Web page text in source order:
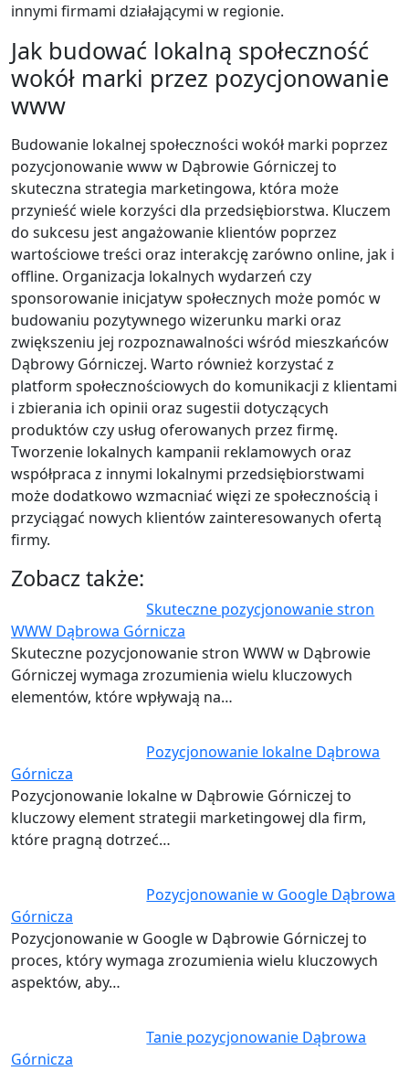
innymi firmami działającymi w regionie.
Jak budować lokalną społeczność
wokół marki przez pozycjonowanie
www
Budowanie lokalnej społeczności wokół marki poprzez
pozycjonowanie www w Dąbrowie Górniczej to
skuteczna strategia marketingowa, która może
przynieść wiele korzyści dla przedsiębiorstwa. Kluczem
do sukcesu jest angażowanie klientów poprzez
wartościowe treści oraz interakcję zarówno online, jak i
offline. Organizacja lokalnych wydarzeń czy
sponsorowanie inicjatyw społecznych może pomóc w
budowaniu pozytywnego wizerunku marki oraz
zwiększeniu jej rozpoznawalności wśród mieszkańców
Dąbrowy Górniczej. Warto również korzystać z
platform społecznościowych do komunikacji z klientami
i zbierania ich opinii oraz sugestii dotyczących
produktów czy usług oferowanych przez firmę.
Tworzenie lokalnych kampanii reklamowych oraz
współpraca z innymi lokalnymi przedsiębiorstwami
może dodatkowo wzmacniać więzi ze społecznością i
przyciągać nowych klientów zainteresowanych ofertą
firmy.
Zobacz także:
Skuteczne pozycjonowanie stron
WWW Dąbrowa Górnicza
Skuteczne pozycjonowanie stron WWW w Dąbrowie
Górniczej wymaga zrozumienia wielu kluczowych
elementów, które wpływają na…
Pozycjonowanie lokalne Dąbrowa
Górnicza
Pozycjonowanie lokalne w Dąbrowie Górniczej to
kluczowy element strategii marketingowej dla firm,
które pragną dotrzeć…
Pozycjonowanie w Google Dąbrowa
Górnicza
Pozycjonowanie w Google w Dąbrowie Górniczej to
proces, który wymaga zrozumienia wielu kluczowych
aspektów, aby…
Tanie pozycjonowanie Dąbrowa
Górnicza